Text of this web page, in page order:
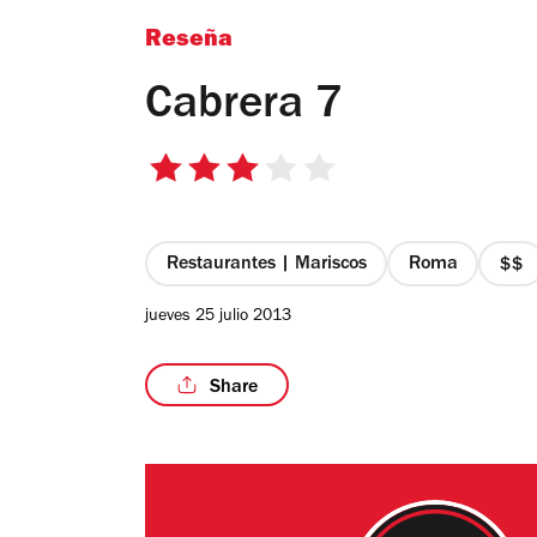
Reseña
Cabrera 7
3
estrellas
Restaurantes | Mariscos Roma
jueves 25 julio 2013
Share